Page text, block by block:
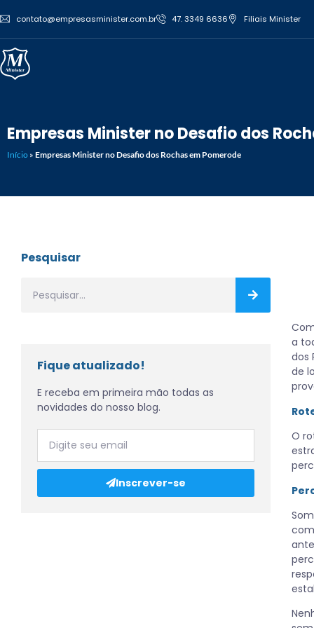
contato@empresasminister.com.br 47. 3349 6636 Filiais Minister
Empresas Minister no Desafio dos
Início » Empresas Minister no Desafio dos Rochas em Pomerode
Pesquisar
Fique atualizado!
E receba em primeira mão todas as
novidades do nosso blog.
Inscrever-se
a
dos
de
O